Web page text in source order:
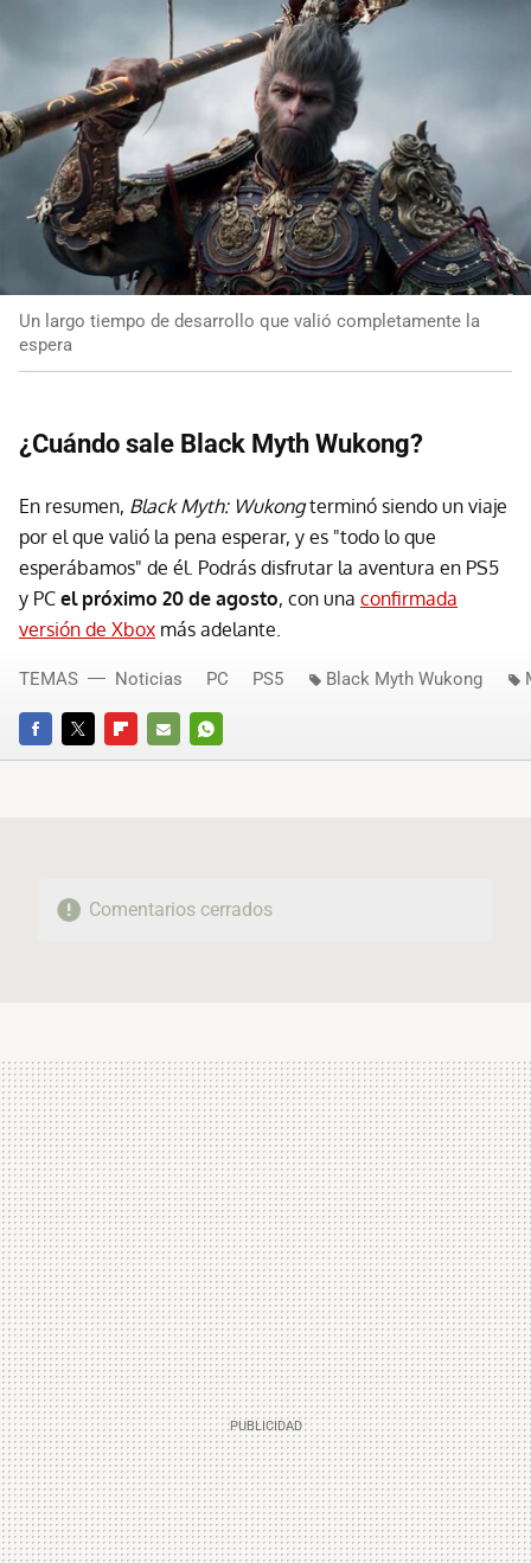
Un largo tiempo de desarrollo que valió completamente la
espera
¿Cuándo sale Black Myth Wukong?
En resumen, Black Myth: Wukongterminó siendo un viaje
por el que valió la pena esperar, y es "todo lo que
esperábamos" de él. Podrás disfrutar la aventura en PS5
y PC el próximo 20 de agosto, con una confirmada
versión de Xbox más adelante.
FACEBOOKTWITTERFLIPBOARD
E-
WHATSAPP
TEMAS Noticias PC PS5 Black Myth Wukong
Comentarios cerrados